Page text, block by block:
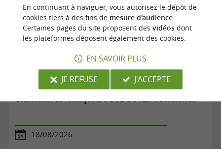
Conférence de Monique DUGUE-BOYER à Bertholène
18/08/2026
En continuant à naviguer, vous autorisez le dépôt de
cookies tiers à des fins de mesure d'audience.
Certaines pages du site proposent des vidéosdont
les plateformes déposent également des cookies.
EN SAVOIR PLUS
JE REFUSE
J'ACCEPTE